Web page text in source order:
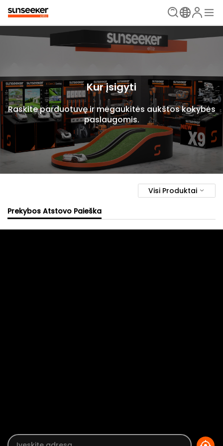
Kur įsigyti
Raskite parduotuvę ir mėgaukitės aukštos kokybės
paslaugomis.
Prekybos Atstovo Paieška
Visi Produktai